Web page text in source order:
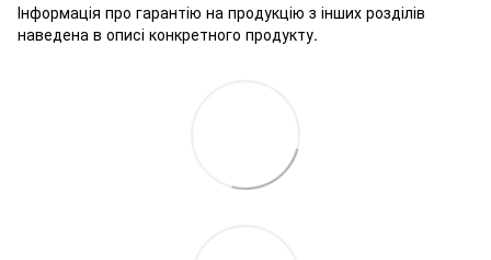
Інформація про гарантію на продукцію з інших розділів
наведена в описі конкретного продукту.